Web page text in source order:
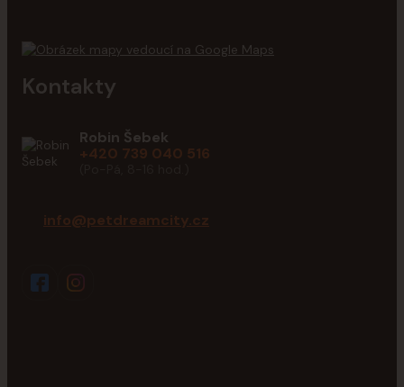
Kontakty
Robin Šebek
+420 739 040 516
info@petdreamcity.cz